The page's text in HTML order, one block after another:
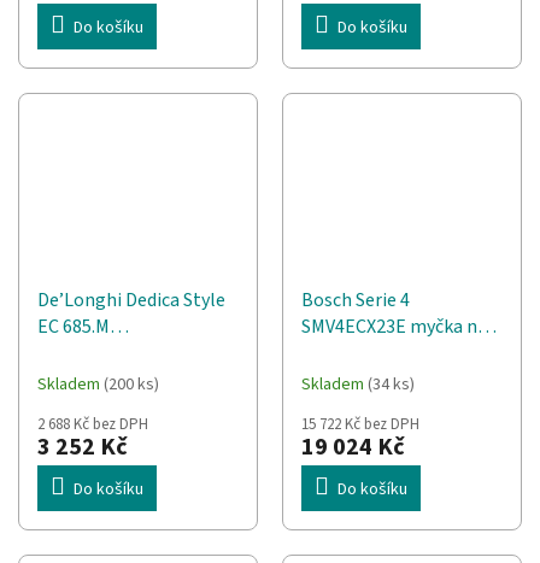
Do košíku Do košíku
De’Longhi Dedica Style
EC 685.M
Espresso kávovar 1,1 l
Skladem (200 ks)
2 688 Kč bez DPH
3 252 Kč
Do košíku
Bosch Serie 4
SMV4ECX23E myčka na
14 jídelních sad C
Skladem (34 ks)
15 722 Kč bez DPH
19 024 Kč
Do košíku